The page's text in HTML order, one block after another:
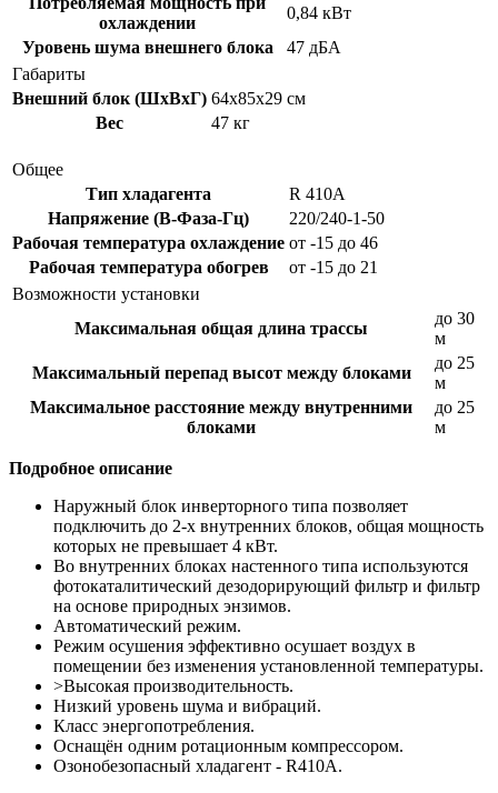
охлаждении
0,84 кВт
Уровень шума внешнего блока
47 дБА
Габариты
Внешний блок (ШxВxГ) 64x85x29 см
Вес
47 кг
Общее
Тип хладагента
R 410A
Напряжение (В-Фаза-Гц)
220/240-1-50
Рабочая температура охлаждение от -15 до 46
Рабочая температура обогрев
от -15 до 21
Возможности установки
Максимальная общая длина трассы
до 30
м
Максимальный перепад высот между блоками
до 25
м
Максимальное расстояние между внутренними
блоками
до 25
м
Подробное описание
Наружный блок инверторного типа позволяет
подключить до 2-х внутренних блоков, общая мощность
которых не превышает 4 кВт.
Во внутренних блоках настенного типа используются
фотокаталитический дезодорирующий фильтр и фильтр
на основе природных энзимов.
Автоматический режим.
Режим осушения эффективно осушает воздух в
помещении без изменения установленной температуры.
>Высокая производительность.
Низкий уровень шума и вибраций.
Класс энергопотребления.
Оснащён одним ротационным компрессором.
Озонобезопасный хладагент - R410A.